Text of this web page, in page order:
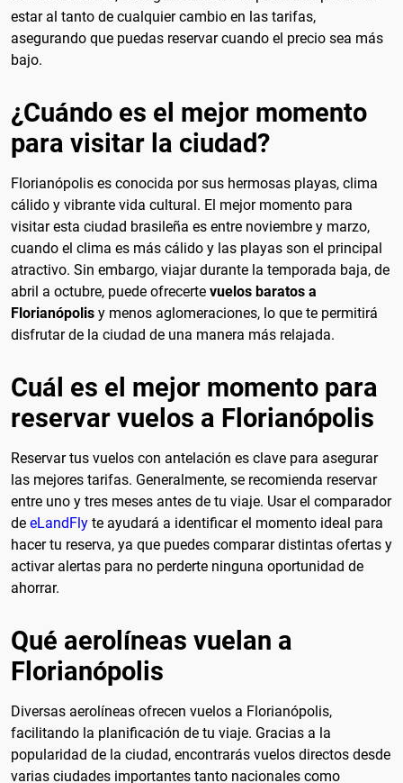
estar al tanto de cualquier cambio en las tarifas,
asegurando que puedas reservar cuando el precio sea más
bajo.
¿Cuándo es el mejor momento
para visitar la ciudad?
Florianópolis es conocida por sus hermosas playas, clima
cálido y vibrante vida cultural. El mejor momento para
visitar esta ciudad brasileña es entre noviembre y marzo,
cuando el clima es más cálido y las playas son el principal
atractivo. Sin embargo, viajar durante la temporada baja, de
abril a octubre, puede ofrecerte vuelos baratos a
Florianópolis y menos aglomeraciones, lo que te permitirá
disfrutar de la ciudad de una manera más relajada.
Cuál es el mejor momento para
reservar vuelos a Florianópolis
Reservar tus vuelos con antelación es clave para asegurar
las mejores tarifas. Generalmente, se recomienda reservar
entre uno y tres meses antes de tu viaje. Usar el comparador
de eLandFly te ayudará a identificar el momento ideal para
hacer tu reserva, ya que puedes comparar distintas ofertas y
activar alertas para no perderte ninguna oportunidad de
ahorrar.
Qué aerolíneas vuelan a
Florianópolis
Diversas aerolíneas ofrecen vuelos a Florianópolis,
facilitando la planificación de tu viaje. Gracias a la
popularidad de la ciudad, encontrarás vuelos directos desde
varias ciudades importantes tanto nacionales como